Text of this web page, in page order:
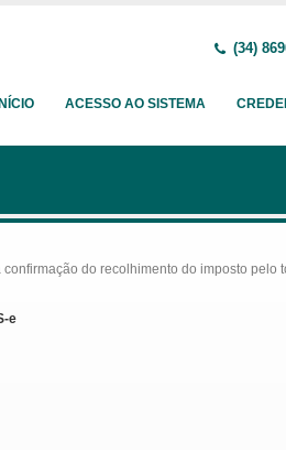
(34)
INÍCIO ACESSO AO SISTEMA
do recolhimento do imposto pelo
e